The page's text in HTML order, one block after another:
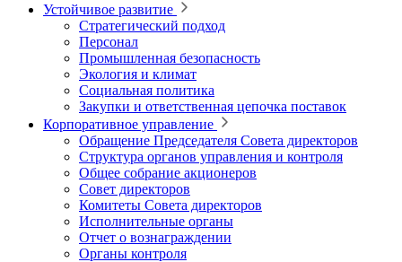
Устойчивое развитие
Стратегический подход
Персонал
Промышленная безопасность
Экология и климат
Социальная политика
Закупки и ответственная цепочка поставок
Корпоративное управление
Обращение Председателя Совета директоров
Структура органов управления и контроля
Общее собрание акционеров
Совет директоров
Комитеты Совета директоров
Исполнительные органы
Отчет о вознаграждении
Органы контроля